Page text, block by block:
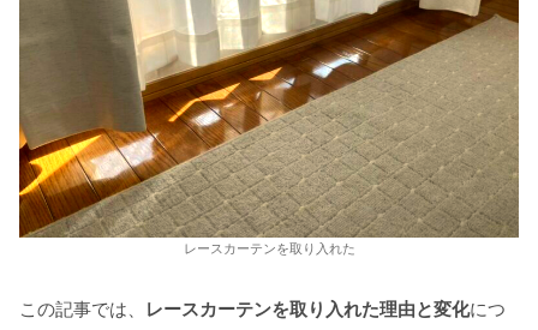
レースカーテンを取り入れた
この記事では、 レースカーテンを取り入れた理由と変化につ